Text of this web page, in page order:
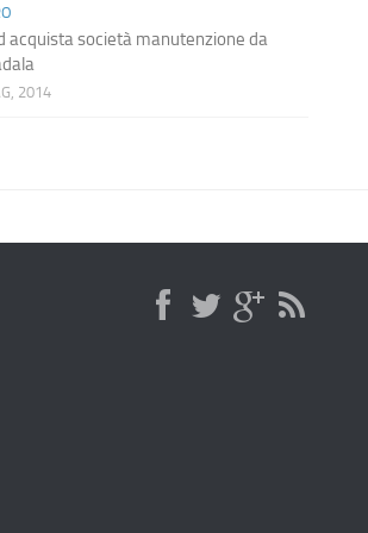
acquista società manutenzione da
2014